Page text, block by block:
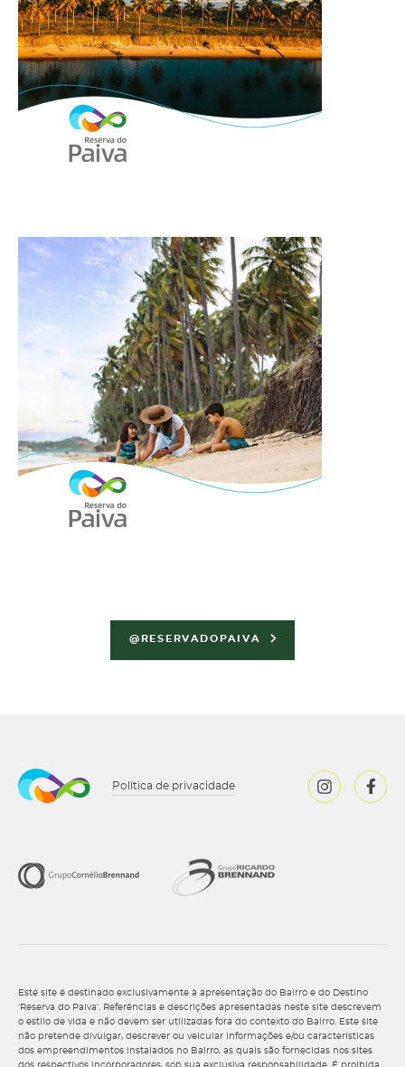
@RESERVADOPAIVA
Política de privacidade
Este site é destinado exclusivamente à apresentação do Bairro e do Destino
‘Reserva do Paiva’. Referências e descrições apresentadas neste site descrevem
o estilo de vida e não devem ser utilizadas fora do contexto do Bairro. Este site
não pretende divulgar, descrever ou veicular informações e/ou características
dos empreendimentos instalados no Bairro, as quais são fornecidas nos sites